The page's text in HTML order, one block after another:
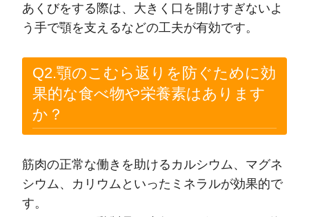
あくびをする際は、大きく口を開けすぎないよ
う手で顎を支えるなどの工夫が有効です。
Q2.顎のこむら返りを防ぐために効
果的な食べ物や栄養素はあります
か？
筋肉の正常な働きを助けるカルシウム、マグネ
シウム、カリウムといったミネラルが効果的で
す。